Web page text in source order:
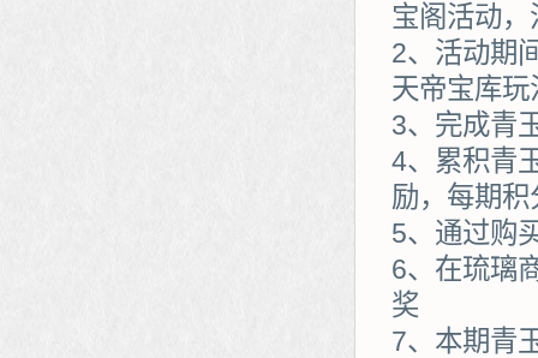
宝阁活动
2、活动期
天帝宝库
3、完成青
4、累积青
励，每期
5、通过购
6、在琉璃
奖
7、本期青